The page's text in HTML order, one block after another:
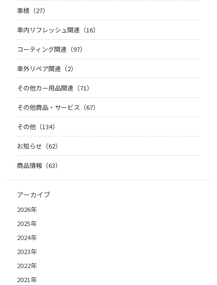
車検（27）
車内リフレッシュ関連（16）
コーティング関連（97）
車外リペア関連（2）
その他カー用品関連（71）
その他商品・サービス（67）
その他（134）
お知らせ（62）
商品情報（63）
アーカイブ
2026年
2025年
2024年
2023年
2022年
2021年